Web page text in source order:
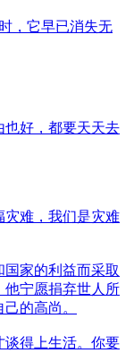
，它早已消失无
也好，都要天天去
灾难，我们是灾难
家的利益而采取
他宁愿捐弃世人所
的高尚。
谈得上生活。你要